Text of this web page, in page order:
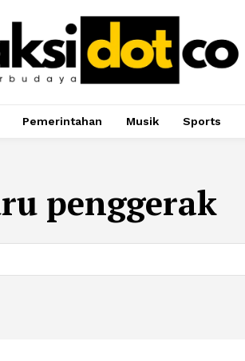
Pemerintahan Musik Sports
penggerak